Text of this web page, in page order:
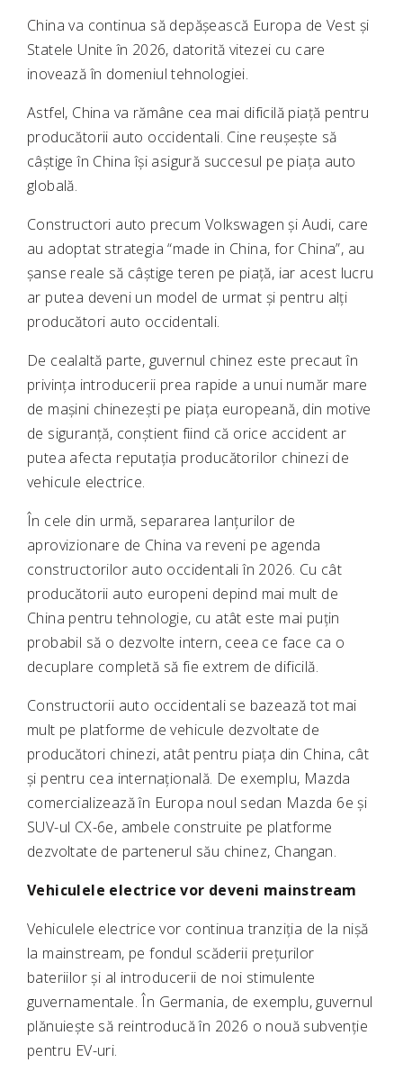
China va continua să depășească Europa de Vest și
Statele Unite în 2026, datorită vitezei cu care
inovează în domeniul tehnologiei.
Astfel, China va rămâne cea mai dificilă piață pentru
producătorii auto occidentali. Cine reușește să
câștige în China își asigură succesul pe piața auto
globală.
Constructori auto precum Volkswagen și Audi, care
au adoptat strategia “made in China, for China”, au
șanse reale să câștige teren pe piață, iar acest lucru
ar putea deveni un model de urmat și pentru alți
producători auto occidentali.
De cealaltă parte, guvernul chinez este precaut în
privința introducerii prea rapide a unui număr mare
de mașini chinezești pe piața europeană, din motive
de siguranță, conștient fiind că orice accident ar
putea afecta reputația producătorilor chinezi de
vehicule electrice.
În cele din urmă, separarea lanțurilor de
aprovizionare de China va reveni pe agenda
constructorilor auto occidentali în 2026. Cu cât
producătorii auto europeni depind mai mult de
China pentru tehnologie, cu atât este mai puțin
probabil să o dezvolte intern, ceea ce face ca o
decuplare completă să fie extrem de dificilă.
Constructorii auto occidentali se bazează tot mai
mult pe platforme de vehicule dezvoltate de
producători chinezi, atât pentru piața din China, cât
și pentru cea internațională. De exemplu, Mazda
comercializează în Europa noul sedan Mazda 6e și
SUV-ul CX-6e, ambele construite pe platforme
dezvoltate de partenerul său chinez, Changan.
Vehiculele electrice vor deveni mainstream
Vehiculele electrice vor continua tranziția de la nișă
la mainstream, pe fondul scăderii prețurilor
bateriilor și al introducerii de noi stimulente
guvernamentale. În Germania, de exemplu, guvernul
plănuiește să reintroducă în 2026 o nouă subvenție
pentru EV-uri.